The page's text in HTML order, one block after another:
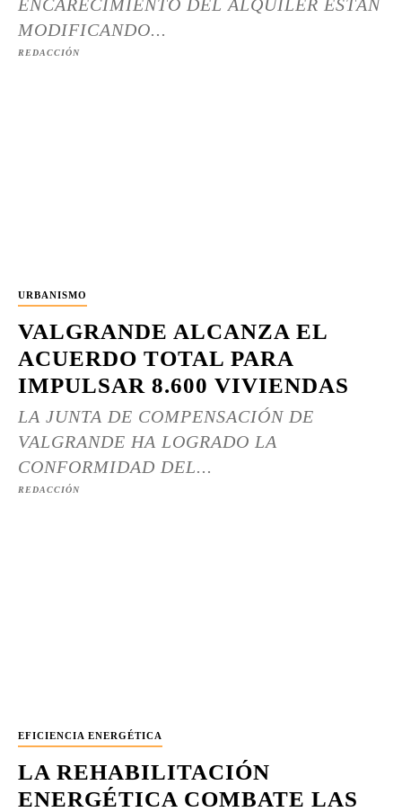
ENCARECIMIENTO DEL ALQUILER ESTÁN
MODIFICANDO...
REDACCIÓN
URBANISMO
VALGRANDE ALCANZA EL
ACUERDO TOTAL PARA
IMPULSAR 8.600 VIVIENDAS
LA JUNTA DE COMPENSACIÓN DE
VALGRANDE HA LOGRADO LA
CONFORMIDAD DEL...
REDACCIÓN
EFICIENCIA ENERGÉTICA
LA REHABILITACIÓN
ENERGÉTICA COMBATE LAS